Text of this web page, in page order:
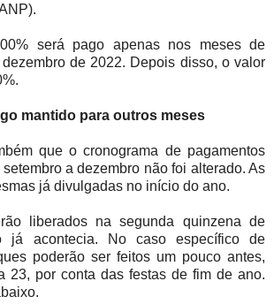
será pago apenas nos meses de
de 2022. Depois disso, o valor
mantido para outros meses
que o cronograma de pagamentos
a dezembro não foi alterado. As
já divulgadas no início do ano.
liberados na segunda quinzena de
já acontecia. No caso específico de
poderão ser feitos um pouco antes,
23, por conta das festas de fim de ano.